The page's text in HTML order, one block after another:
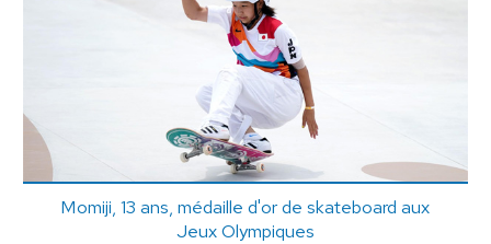
Momiji, 13 ans, médaille d'or de skateboard aux
Jeux Olympiques